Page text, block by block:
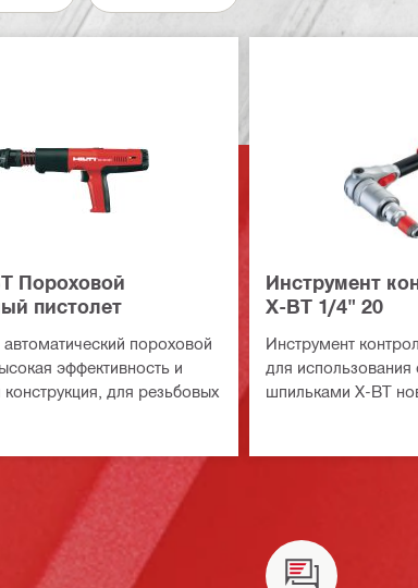
Пороховой
пистолет
пороховой
эффективность и
конструкция, для резьбовых
Инструмент
X-BT 1/4" 20
Инструмент
для
шпильками X-BT